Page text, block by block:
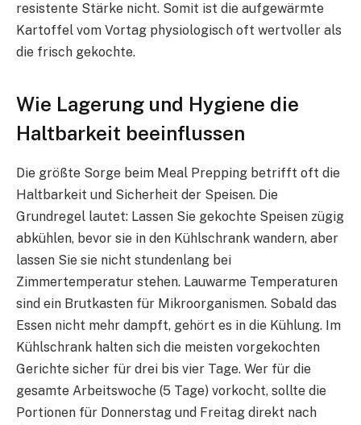
resistente Stärke nicht. Somit ist die aufgewärmte
Kartoffel vom Vortag physiologisch oft wertvoller als
die frisch gekochte.
Wie Lagerung und Hygiene die
Haltbarkeit beeinflussen
Die größte Sorge beim Meal Prepping betrifft oft die
Haltbarkeit und Sicherheit der Speisen. Die
Grundregel lautet: Lassen Sie gekochte Speisen zügig
abkühlen, bevor sie in den Kühlschrank wandern, aber
lassen Sie sie nicht stundenlang bei
Zimmertemperatur stehen. Lauwarme Temperaturen
sind ein Brutkasten für Mikroorganismen. Sobald das
Essen nicht mehr dampft, gehört es in die Kühlung. Im
Kühlschrank halten sich die meisten vorgekochten
Gerichte sicher für drei bis vier Tage. Wer für die
gesamte Arbeitswoche (5 Tage) vorkocht, sollte die
Portionen für Donnerstag und Freitag direkt nach